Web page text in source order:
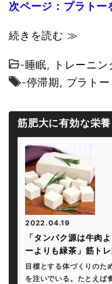
次ページ：プラトー
続きを読む ≫
-睡眠,
トレーニ
-停滞期, プラトー
筋肥大に有効な栄
2022.04.19
「タンパク源は牛肉
ーよりも緑茶」筋ト
目標とする体づくりのた
を注いでいる。たとえば